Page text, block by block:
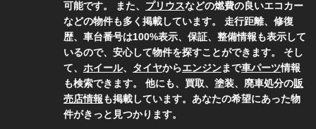
可能です。 また、 プリウスなどの燃費の良いエコカー
などの物件も多く掲載しています。 走行距離、修復
歴、車台番号は100%表示、保証、整備情報も表示して
いるので、安心して物件を探すことができます。 そし
て、 ホイール、 タイヤからエンジンまで車パーツ情報
も検索できます。 他にも、買取、塗装、廃車処分の販
売店情報も掲載しています。あなたの希望にあった物
件がきっと見つかります。